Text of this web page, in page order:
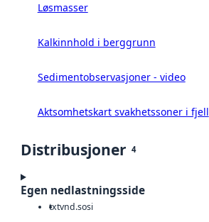
Løsmasser
Kalkinnhold i berggrunn
Sedimentobservasjoner - video
Aktsomhetskart svakhetssoner i fjell
Distribusjoner 4
Egen nedlastningsside
txtvnd.sosi